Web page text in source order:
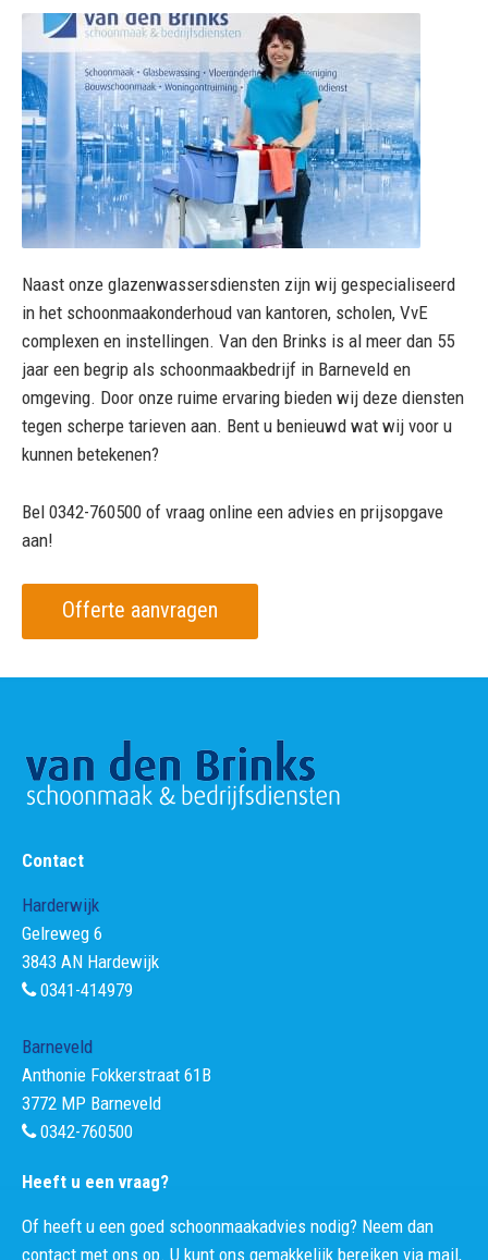
Naast onze glazenwassersdiensten zijn wij gespecialiseerd
in het schoonmaakonderhoud van kantoren, scholen, VvE
complexen en instellingen. Van den Brinks is al meer dan 55
jaar een begrip als schoonmaakbedrijf in Barneveld en
omgeving. Door onze ruime ervaring bieden wij deze diensten
tegen scherpe tarieven aan. Bent u benieuwd wat wij voor u
kunnen betekenen?
Bel 0342-760500 of vraag online een advies en prijsopgave
aan!
Offerte aanvragen
Contact
Harderwijk
Gelreweg 6
3843 AN Hardewijk
0341-414979
Barneveld
Anthonie Fokkerstraat 61B
3772 MP Barneveld
0342-760500
Heeft u een vraag?
Of heeft u een goed schoonmaakadvies nodig? Neem dan
contact met ons op. U kunt ons gemakkelijk bereiken via mail,